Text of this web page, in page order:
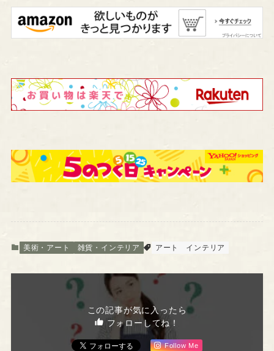
美術・アート 雑貨・インテリア アート インテリア
この記事が気に入ったら
フォローしてね！
Follow Me